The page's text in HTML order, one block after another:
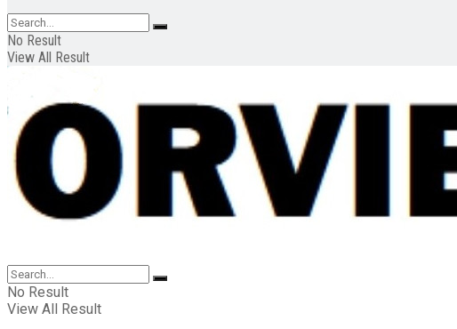
No Result
View All Result
No Result
View All Result